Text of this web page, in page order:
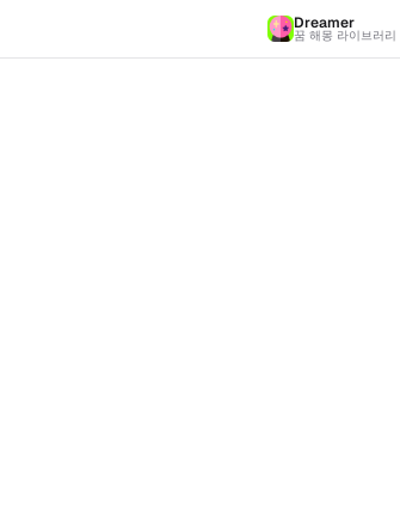
Dreamer
꿈 해몽 라이브러리